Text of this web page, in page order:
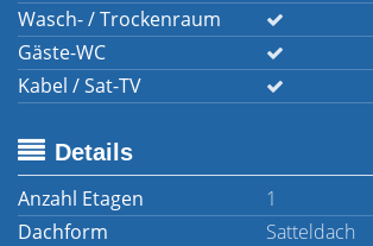
Wasch- / Trockenraum
Gäste-WC
Kabel / Sat-TV
Details
Anzahl Etagen
1
Dachform
Satteldach